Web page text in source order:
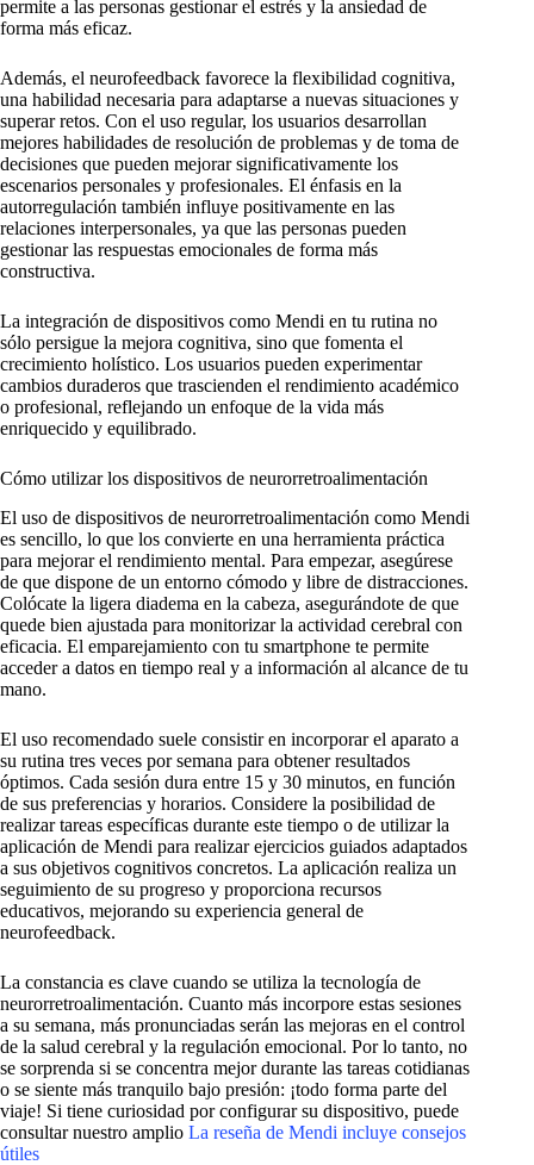
permite a las personas gestionar el estrés y la ansiedad de
forma más eficaz.
Además, el neurofeedback favorece la flexibilidad cognitiva,
una habilidad necesaria para adaptarse a nuevas situaciones y
superar retos. Con el uso regular, los usuarios desarrollan
mejores habilidades de resolución de problemas y de toma de
decisiones que pueden mejorar significativamente los
escenarios personales y profesionales. El énfasis en la
autorregulación también influye positivamente en las
relaciones interpersonales, ya que las personas pueden
gestionar las respuestas emocionales de forma más
constructiva.
La integración de dispositivos como Mendi en tu rutina no
sólo persigue la mejora cognitiva, sino que fomenta el
crecimiento holístico. Los usuarios pueden experimentar
cambios duraderos que trascienden el rendimiento académico
o profesional, reflejando un enfoque de la vida más
enriquecido y equilibrado.
Cómo utilizar los dispositivos de neurorretroalimentación
El uso de dispositivos de neurorretroalimentación como Mendi
es sencillo, lo que los convierte en una herramienta práctica
para mejorar el rendimiento mental. Para empezar, asegúrese
de que dispone de un entorno cómodo y libre de distracciones.
Colócate la ligera diadema en la cabeza, asegurándote de que
quede bien ajustada para monitorizar la actividad cerebral con
eficacia. El emparejamiento con tu smartphone te permite
acceder a datos en tiempo real y a información al alcance de tu
mano.
El uso recomendado suele consistir en incorporar el aparato a
su rutina tres veces por semana para obtener resultados
óptimos. Cada sesión dura entre 15 y 30 minutos, en función
de sus preferencias y horarios. Considere la posibilidad de
realizar tareas específicas durante este tiempo o de utilizar la
aplicación de Mendi para realizar ejercicios guiados adaptados
a sus objetivos cognitivos concretos. La aplicación realiza un
seguimiento de su progreso y proporciona recursos
educativos, mejorando su experiencia general de
neurofeedback.
La constancia es clave cuando se utiliza la tecnología de
neurorretroalimentación. Cuanto más incorpore estas sesiones
a su semana, más pronunciadas serán las mejoras en el control
de la salud cerebral y la regulación emocional. Por lo tanto, no
se sorprenda si se concentra mejor durante las tareas cotidianas
o se siente más tranquilo bajo presión: ¡todo forma parte del
viaje! Si tiene curiosidad por configurar su dispositivo, puede
consultar nuestro amplio La reseña de Mendi incluye consejos
útiles